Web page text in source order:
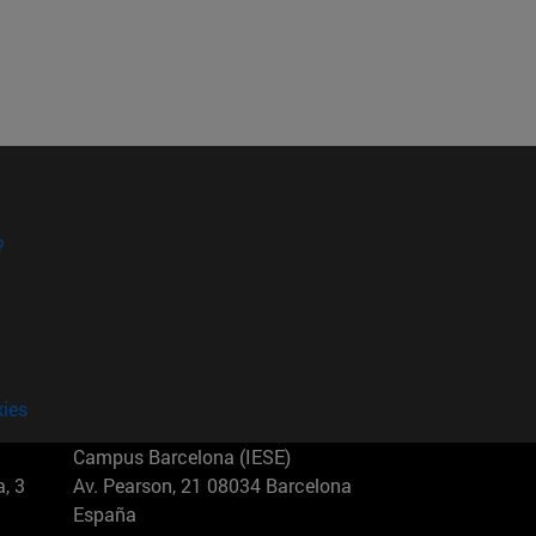
3
Campus Barcelona (IESE)
Av. Pearson, 21 08034 Barcelona
España